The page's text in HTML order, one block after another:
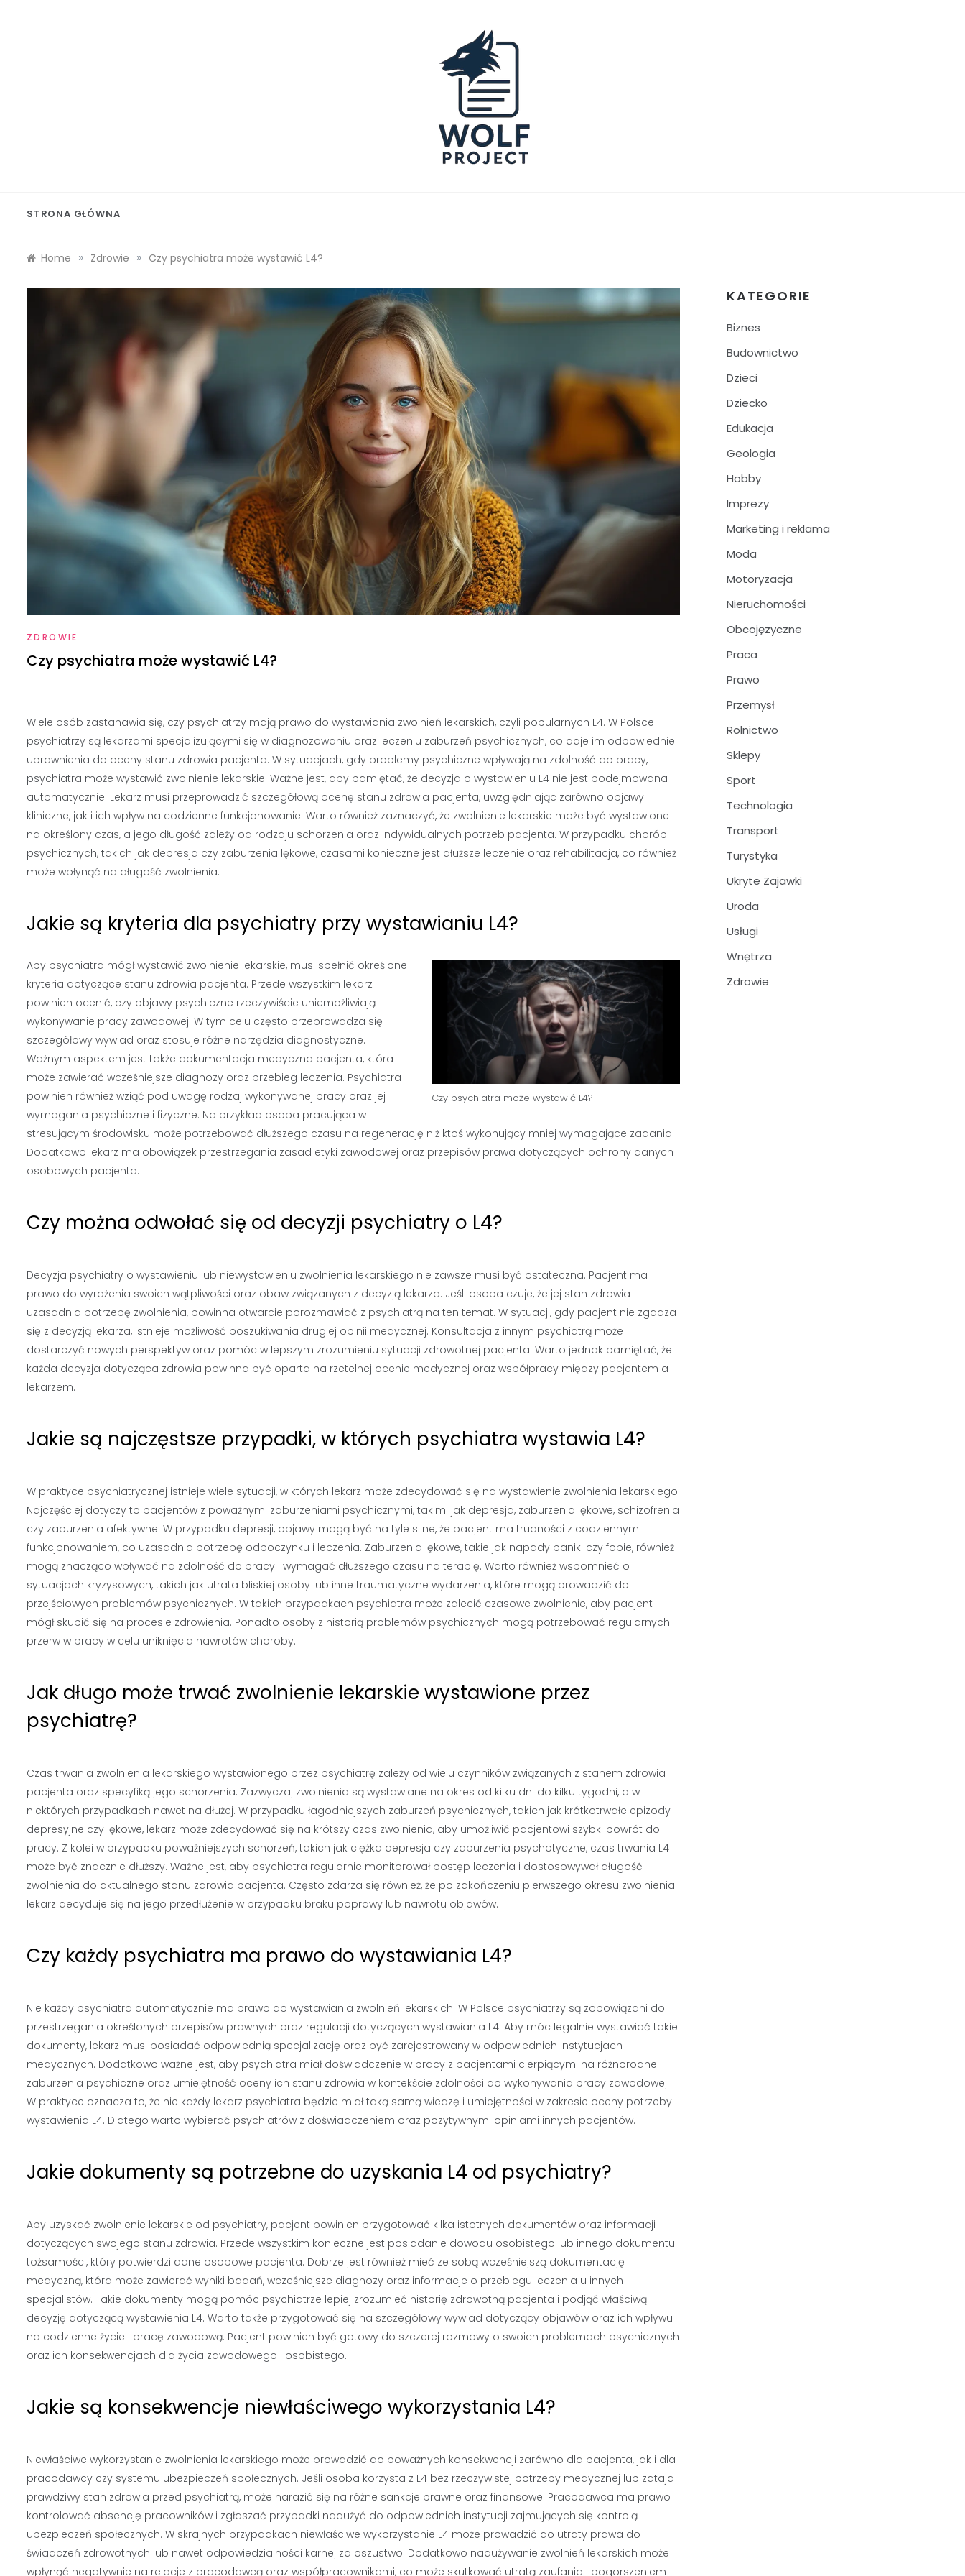
STRONA GŁÓWNA
Home » Zdrowie » Czy psychiatra może wystawić L4?
ZDROWIE
Czy psychiatra może wystawić L4?
Wiele osób zastanawia się, czy psychiatrzy mają prawo do wystawiania zwolnień lekarskich, czyli popularnych L4. W Polsce
psychiatrzy są lekarzami specjalizującymi się w diagnozowaniu oraz leczeniu zaburzeń psychicznych, co daje im odpowiednie
uprawnienia do oceny stanu zdrowia pacjenta. W sytuacjach, gdy problemy psychiczne wpływają na zdolność do pracy,
psychiatra może wystawić zwolnienie lekarskie. Ważne jest, aby pamiętać, że decyzja o wystawieniu L4 nie jest podejmowana
automatycznie. Lekarz musi przeprowadzić szczegółową ocenę stanu zdrowia pacjenta, uwzględniając zarówno objawy
kliniczne, jak i ich wpływ na codzienne funkcjonowanie. Warto również zaznaczyć, że zwolnienie lekarskie może być wystawione
na określony czas, a jego długość zależy od rodzaju schorzenia oraz indywidualnych potrzeb pacjenta. W przypadku chorób
psychicznych, takich jak depresja czy zaburzenia lękowe, czasami konieczne jest dłuższe leczenie oraz rehabilitacja, co również
może wpłynąć na długość zwolnienia.
Jakie są kryteria dla psychiatry przy wystawianiu L4?
Czy psychiatra może wystawić L4?
Aby psychiatra mógł wystawić zwolnienie lekarskie, musi spełnić określone
kryteria dotyczące stanu zdrowia pacjenta. Przede wszystkim lekarz
powinien ocenić, czy objawy psychiczne rzeczywiście uniemożliwiają
wykonywanie pracy zawodowej. W tym celu często przeprowadza się
szczegółowy wywiad oraz stosuje różne narzędzia diagnostyczne.
Ważnym aspektem jest także dokumentacja medyczna pacjenta, która
może zawierać wcześniejsze diagnozy oraz przebieg leczenia. Psychiatra
powinien również wziąć pod uwagę rodzaj wykonywanej pracy oraz jej
wymagania psychiczne i fizyczne. Na przykład osoba pracująca w
stresującym środowisku może potrzebować dłuższego czasu na regenerację niż ktoś wykonujący mniej wymagające zadania.
Dodatkowo lekarz ma obowiązek przestrzegania zasad etyki zawodowej oraz przepisów prawa dotyczących ochrony danych
osobowych pacjenta.
Czy można odwołać się od decyzji psychiatry o L4?
Decyzja psychiatry o wystawieniu lub niewystawieniu zwolnienia lekarskiego nie zawsze musi być ostateczna. Pacjent ma
prawo do wyrażenia swoich wątpliwości oraz obaw związanych z decyzją lekarza. Jeśli osoba czuje, że jej stan zdrowia
uzasadnia potrzebę zwolnienia, powinna otwarcie porozmawiać z psychiatrą na ten temat. W sytuacji, gdy pacjent nie zgadza
się z decyzją lekarza, istnieje możliwość poszukiwania drugiej opinii medycznej. Konsultacja z innym psychiatrą może
dostarczyć nowych perspektyw oraz pomóc w lepszym zrozumieniu sytuacji zdrowotnej pacjenta. Warto jednak pamiętać, że
każda decyzja dotycząca zdrowia powinna być oparta na rzetelnej ocenie medycznej oraz współpracy między pacjentem a
lekarzem.
Jakie są najczęstsze przypadki, w których psychiatra wystawia L4?
W praktyce psychiatrycznej istnieje wiele sytuacji, w których lekarz może zdecydować się na wystawienie zwolnienia lekarskiego.
Najczęściej dotyczy to pacjentów z poważnymi zaburzeniami psychicznymi, takimi jak depresja, zaburzenia lękowe, schizofrenia
czy zaburzenia afektywne. W przypadku depresji, objawy mogą być na tyle silne, że pacjent ma trudności z codziennym
funkcjonowaniem, co uzasadnia potrzebę odpoczynku i leczenia. Zaburzenia lękowe, takie jak napady paniki czy fobie, również
mogą znacząco wpływać na zdolność do pracy i wymagać dłuższego czasu na terapię. Warto również wspomnieć o
sytuacjach kryzysowych, takich jak utrata bliskiej osoby lub inne traumatyczne wydarzenia, które mogą prowadzić do
przejściowych problemów psychicznych. W takich przypadkach psychiatra może zalecić czasowe zwolnienie, aby pacjent
mógł skupić się na procesie zdrowienia. Ponadto osoby z historią problemów psychicznych mogą potrzebować regularnych
przerw w pracy w celu uniknięcia nawrotów choroby.
Jak długo może trwać zwolnienie lekarskie wystawione przez
psychiatrę?
Czas trwania zwolnienia lekarskiego wystawionego przez psychiatrę zależy od wielu czynników związanych z stanem zdrowia
pacjenta oraz specyfiką jego schorzenia. Zazwyczaj zwolnienia są wystawiane na okres od kilku dni do kilku tygodni, a w
niektórych przypadkach nawet na dłużej. W przypadku łagodniejszych zaburzeń psychicznych, takich jak krótkotrwałe epizody
depresyjne czy lękowe, lekarz może zdecydować się na krótszy czas zwolnienia, aby umożliwić pacjentowi szybki powrót do
pracy. Z kolei w przypadku poważniejszych schorzeń, takich jak ciężka depresja czy zaburzenia psychotyczne, czas trwania L4
może być znacznie dłuższy. Ważne jest, aby psychiatra regularnie monitorował postęp leczenia i dostosowywał długość
zwolnienia do aktualnego stanu zdrowia pacjenta. Często zdarza się również, że po zakończeniu pierwszego okresu zwolnienia
lekarz decyduje się na jego przedłużenie w przypadku braku poprawy lub nawrotu objawów.
Czy każdy psychiatra ma prawo do wystawiania L4?
Nie każdy psychiatra automatycznie ma prawo do wystawiania zwolnień lekarskich. W Polsce psychiatrzy są zobowiązani do
przestrzegania określonych przepisów prawnych oraz regulacji dotyczących wystawiania L4. Aby móc legalnie wystawiać takie
dokumenty, lekarz musi posiadać odpowiednią specjalizację oraz być zarejestrowany w odpowiednich instytucjach
medycznych. Dodatkowo ważne jest, aby psychiatra miał doświadczenie w pracy z pacjentami cierpiącymi na różnorodne
zaburzenia psychiczne oraz umiejętność oceny ich stanu zdrowia w kontekście zdolności do wykonywania pracy zawodowej.
W praktyce oznacza to, że nie każdy lekarz psychiatra będzie miał taką samą wiedzę i umiejętności w zakresie oceny potrzeby
wystawienia L4. Dlatego warto wybierać psychiatrów z doświadczeniem oraz pozytywnymi opiniami innych pacjentów.
Jakie dokumenty są potrzebne do uzyskania L4 od psychiatry?
Aby uzyskać zwolnienie lekarskie od psychiatry, pacjent powinien przygotować kilka istotnych dokumentów oraz informacji
dotyczących swojego stanu zdrowia. Przede wszystkim konieczne jest posiadanie dowodu osobistego lub innego dokumentu
tożsamości, który potwierdzi dane osobowe pacjenta. Dobrze jest również mieć ze sobą wcześniejszą dokumentację
medyczną, która może zawierać wyniki badań, wcześniejsze diagnozy oraz informacje o przebiegu leczenia u innych
specjalistów. Takie dokumenty mogą pomóc psychiatrze lepiej zrozumieć historię zdrowotną pacjenta i podjąć właściwą
decyzję dotyczącą wystawienia L4. Warto także przygotować się na szczegółowy wywiad dotyczący objawów oraz ich wpływu
na codzienne życie i pracę zawodową. Pacjent powinien być gotowy do szczerej rozmowy o swoich problemach psychicznych
oraz ich konsekwencjach dla życia zawodowego i osobistego.
Jakie są konsekwencje niewłaściwego wykorzystania L4?
Niewłaściwe wykorzystanie zwolnienia lekarskiego może prowadzić do poważnych konsekwencji zarówno dla pacjenta, jak i dla
pracodawcy czy systemu ubezpieczeń społecznych. Jeśli osoba korzysta z L4 bez rzeczywistej potrzeby medycznej lub zataja
prawdziwy stan zdrowia przed psychiatrą, może narazić się na różne sankcje prawne oraz finansowe. Pracodawca ma prawo
kontrolować absencję pracowników i zgłaszać przypadki nadużyć do odpowiednich instytucji zajmujących się kontrolą
ubezpieczeń społecznych. W skrajnych przypadkach niewłaściwe wykorzystanie L4 może prowadzić do utraty prawa do
świadczeń zdrowotnych lub nawet odpowiedzialności karnej za oszustwo. Dodatkowo nadużywanie zwolnień lekarskich może
wpłynąć negatywnie na relacje z pracodawcą oraz współpracownikami, co może skutkować utratą zaufania i pogorszeniem
KATEGORIE
Biznes
Budownictwo
Dzieci
Dziecko
Edukacja
Geologia
Hobby
Imprezy
Marketing i reklama
Moda
Motoryzacja
Nieruchomości
Obcojęzyczne
Praca
Prawo
Przemysł
Rolnictwo
Sklepy
Sport
Technologia
Transport
Turystyka
Ukryte Zajawki
Uroda
Usługi
Wnętrza
Zdrowie